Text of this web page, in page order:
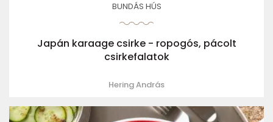
BUNDÁS HÚS
Japán karaage csirke - ropogós, pácolt
csirkefalatok
Hering András